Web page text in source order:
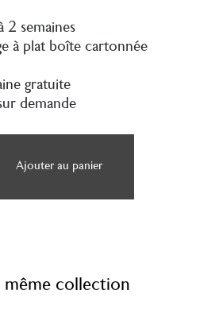
2 semaines
à plat boîte cartonnée
gratuite
demande
Ajouter au panier
même collection